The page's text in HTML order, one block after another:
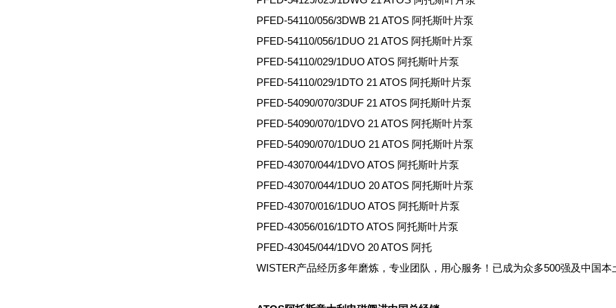
PFED-54110/056/3DWB 21 ATOS 阿托斯叶片泵
PFED-54110/056/1DUO 21 ATOS 阿托斯叶片泵
PFED-54110/029/1DUO ATOS 阿托斯叶片泵
PFED-54110/029/1DTO 21 ATOS 阿托斯叶片泵
PFED-54090/070/3DUF 21 ATOS 阿托斯叶片泵
PFED-54090/070/1DVO 21 ATOS 阿托斯叶片泵
PFED-54090/070/1DUO 21 ATOS 阿托斯叶片泵
PFED-43070/044/1DVO ATOS 阿托斯叶片泵
PFED-43070/044/1DUO 20 ATOS 阿托斯叶片泵
PFED-43070/016/1DUO ATOS 阿托斯叶片泵
PFED-43056/016/1DTO ATOS 阿托斯叶片泵
PFED-43045/044/1DVO 20 ATOS 阿托
WISTER产品经历多年磨炼，专业团队，用心服务！已成为众多500强及中国本